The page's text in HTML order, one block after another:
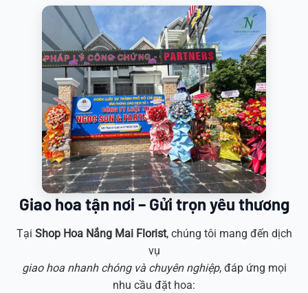
Giao hoa tận nơi – Gửi trọn yêu thương
Tại Shop Hoa Nắng Mai Florist, chúng tôi mang đến dịch
vụ
giao hoa nhanh chóng và chuyên nghiệp, đáp ứng mọi
nhu cầu đặt hoa: